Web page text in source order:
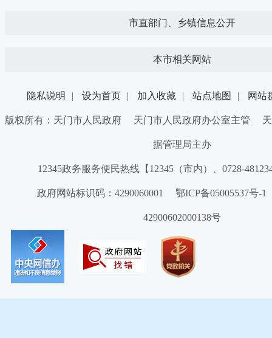
市直部门、乡镇信息公开
本市相关网站
隐私说明 | 设为首页 | 加入收藏 | 站点地图 | 网站
版权所有：天门市人民政府 天门市人民政府办公室主管 天
据管理局主办
12345政务服务便民热线【12345（市内）、0728-
政府网站标识码：4290060001 鄂ICP备05005537号
42900602000138号